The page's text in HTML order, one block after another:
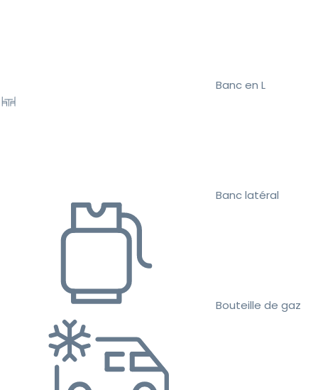
Banc en L
Banc latéral
Bouteille de gaz